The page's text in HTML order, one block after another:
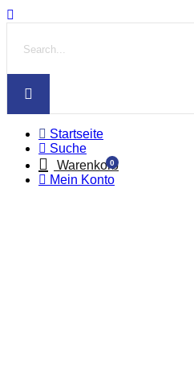
Startseite
Suche
0
Warenkorb
Mein Konto